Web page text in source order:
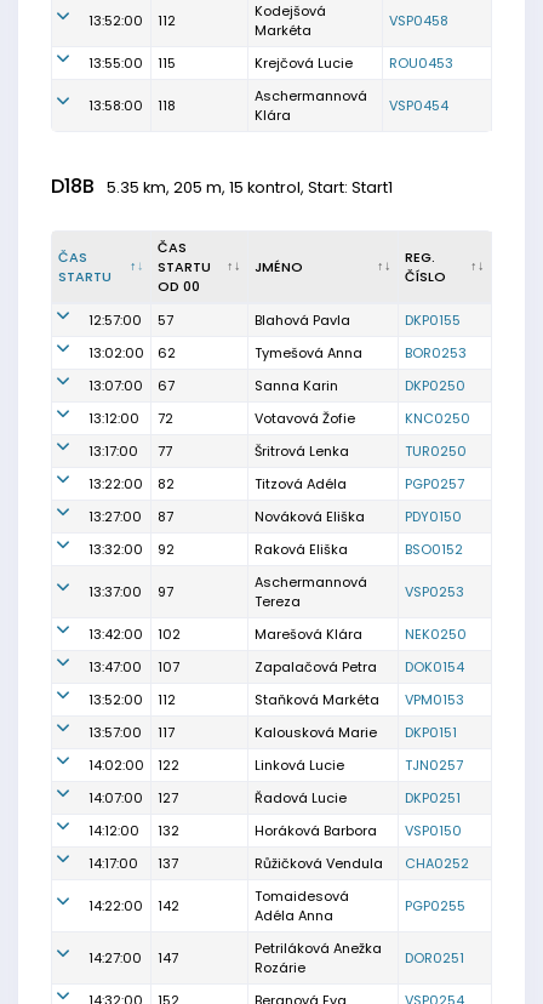
13:52:00 112
Kodejšová
Markéta
VSP0458
13:55:00 115 Krejčová Lucie ROU0453
13:58:00 118
Aschermannová
Klára
VSP0454
D18B 5.35 km, 205 m, 15 kontrol, Start: Start1
ČAS
STARTU
ČAS
STARTU
OD 00
JMÉNO
REG.
ČÍSLO
12:57:00 57 Blahová Pavla
DKP0155
13:02:00
62 Tymešová Anna
BOR0253
13:07:00
67 Sanna Karin
DKP0250
13:12:00
72 Votavová Žofie
KNC0250
13:17:00
77 Šritrová Lenka
TUR0250
13:22:00
82 Titzová Adéla
PGP0257
13:27:00
87 Nováková Eliška
PDY0150
13:32:00
92 Raková Eliška BSO0152
13:37:00 97
Aschermannová
Tereza
VSP0253
13:42:00 102 Marešová Klára
NEK0250
13:47:00
107 Zapalačová Petra
DOK0154
13:52:00
112 Staňková Markéta
VPM0153
13:57:00
117 Kalousková Marie
DKP0151
14:02:00
122 Linková Lucie
TJN0257
14:07:00
127 Řadová Lucie
DKP0251
14:12:00
132 Horáková Barbora
VSP0150
14:17:00
137 Růžičková Vendula CHA0252
14:22:00 142
Tomaidesová
Adéla Anna
PGP0255
14:27:00 147
Petriláková Anežka
Rozárie
DOR0251